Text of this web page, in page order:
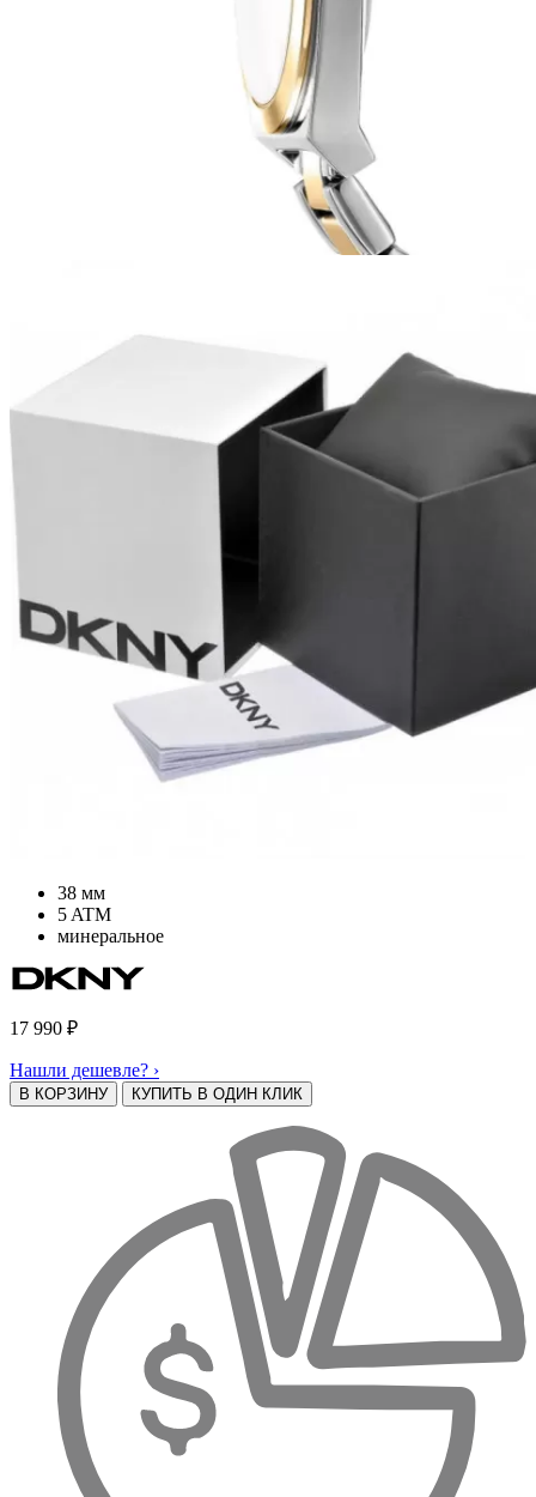
38 мм
5 ATM
минеральное
17 990 ₽
Нашли дешевле? ›
В КОРЗИНУ КУПИТЬ В ОДИН КЛИК